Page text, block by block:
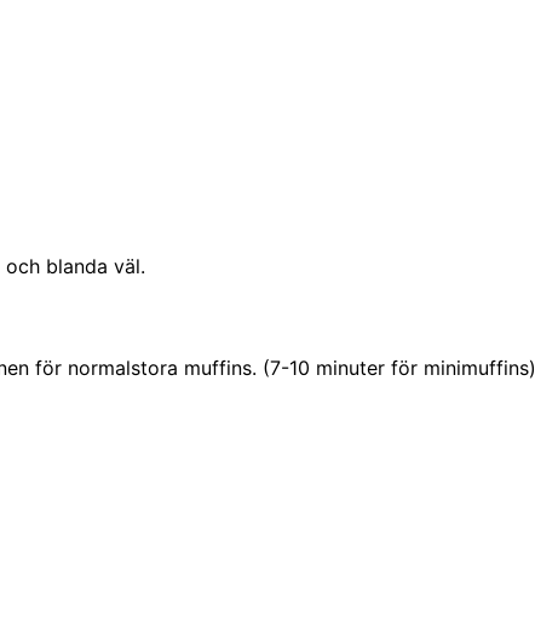
blanda väl.
för normalstora muffins. (7-10 minuter för minimuffins)